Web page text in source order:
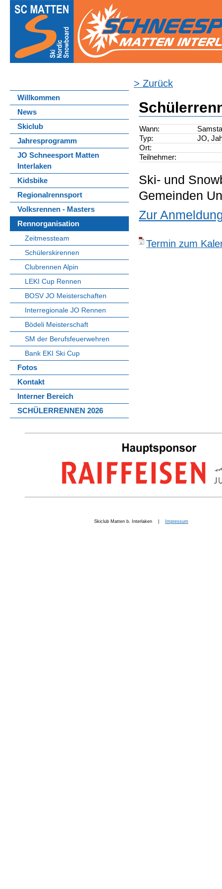
Willkommen
News
Skiclub
Jahresprogramm
JO Schneesport Matten
Interlaken
Kidsbike
Regionalrennsport
Volksrennen - Masters
Rennorganisation
Zeitmessteam
Schülerskirennen
Clubrennen Alpin
LEKI Cup Rennen
BOSV JO Meisterschaften
Interregionale JO Rennen
Bödeli Meisterschaft
SM der Berufsfeuerwehren
Bank EKI Ski Cup
Fotos
Kontakt
Interner Bereich
SCHÜLERRENNEN 2026
> Zurück
Wann:
Typ:
JO,
Ort:
Teilnehmer:
Ski- und
Gemeinden
Zur
Termin zum
Skiclub Matten b. Interlaken | Impressum